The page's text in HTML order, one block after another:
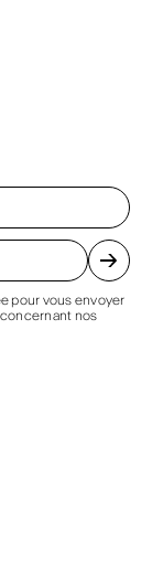
pour vous envoyer
nos